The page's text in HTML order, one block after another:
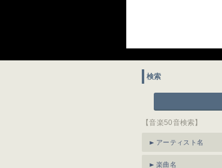
検索
【音楽50音検索】
アーティスト名
楽曲名